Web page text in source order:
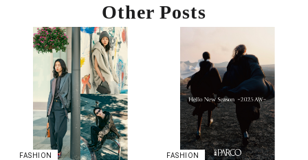
Other Posts
FASHION FASHION